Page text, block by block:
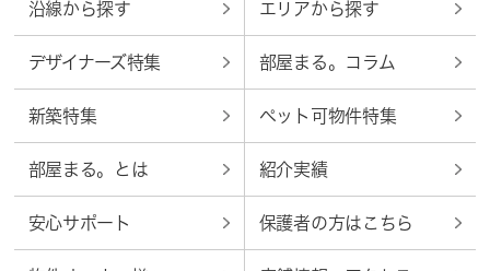
沿線から探す エリアから探す
デザイナーズ特集 部屋まる。コラム
新築特集 ペット可物件特集
部屋まる。とは 紹介実績
安心サポート 保護者の方はこちら